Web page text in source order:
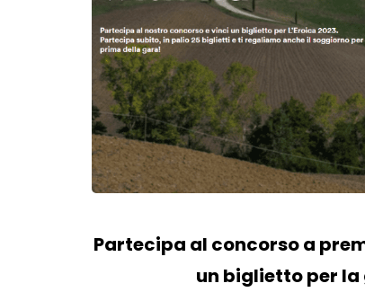
Partecipa al concorso a
un biglietto per la